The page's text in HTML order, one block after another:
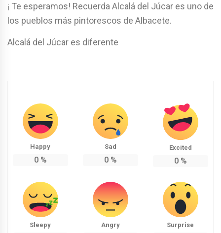
¡ Te esperamos! Recuerda Alcalá del Júcar es uno de
los pueblos más pintorescos de Albacete.
Alcalá del Júcar es diferente
Happy
0%
Sad
0%
Excited
0%
Sleepy Angry Surprise